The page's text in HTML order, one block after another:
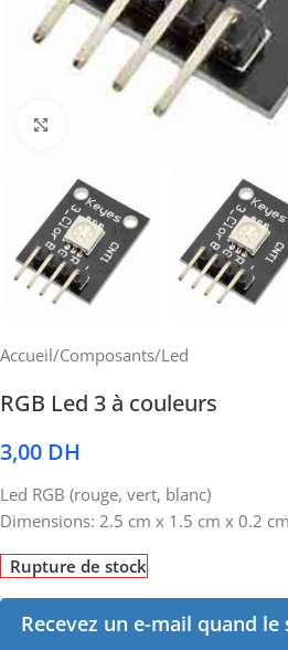
Cliquez pour agrandir
Accueil/Composants/Led
RGB Led 3 à couleurs
3,00 DH
Led RGB (rouge, vert, blanc)
Dimensions: 2.5 cm x 1.5 cm x 0.2 cm
Rupture de stock
Recevez un e-mail quand